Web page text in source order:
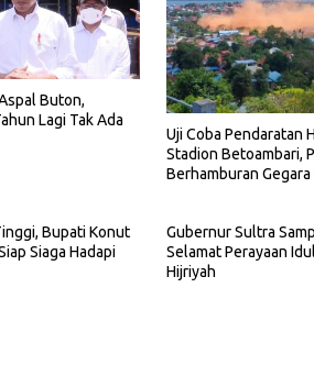
Buton,
Lagi Tak Ada
Uji Coba Pendaratan
Stadion Betoambari,
Berhamburan Gegara
Bupati Konut
Siaga Hadapi
Gubernur Sultra
Selamat Perayaan
Hijriyah